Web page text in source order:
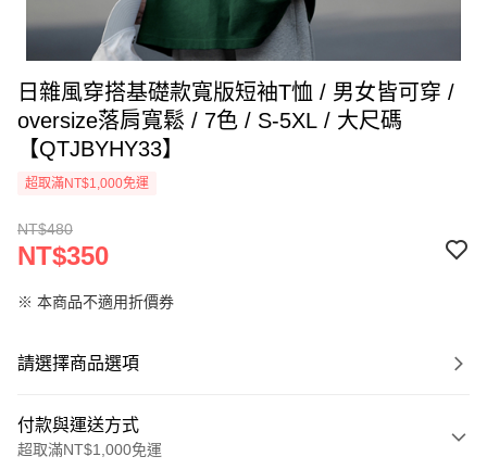
日雜風穿搭基礎款寬版短袖T恤 / 男女皆可穿 /
oversize落肩寬鬆 / 7色 / S-5XL / 大尺碼
【QTJBYHY33】
超取滿NT$1,000免運
NT$480
NT$350
※ 本商品不適用折價券
請選擇商品選項
付款與運送方式
超取滿NT$1,000免運